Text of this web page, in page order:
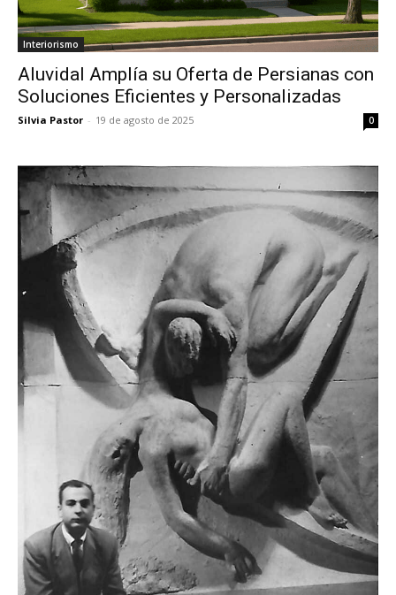
Interiorismo
Aluvidal Amplía su Oferta de Persianas con
Soluciones Eficientes y Personalizadas
Silvia Pastor - 19 de agosto de 2025 0